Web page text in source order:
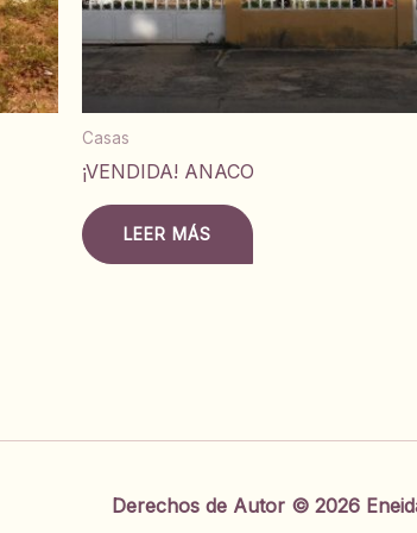
Casas
¡VENDIDA! ANACO
LEER MÁS
Derechos de Autor © 2026